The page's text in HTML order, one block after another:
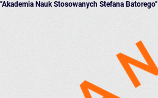
"Akademia Nauk Stosowanych Stefana Batorego"